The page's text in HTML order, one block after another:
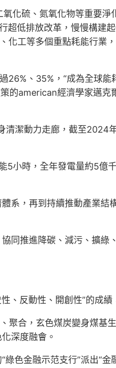
化硫、氮氧化物等重要淨
低排放改革，慢慢構建
化工等多個重點耗能行業
26%、35%，“成為全球能
的american經濟學家邁克
清潔動力走廊，截至2024
5小時，全年發電量約5億
系，再到持續推動產業結
同推進降碳、減污、擴綠
、反動性、開創性”的成績
聚合，玄色煤炭變身煤基
深度融會。
色金融示范支行”派出“金